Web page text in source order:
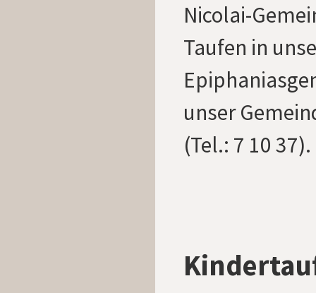
Nicolai-
Taufen in
unser
(Tel.: 7 10 37).